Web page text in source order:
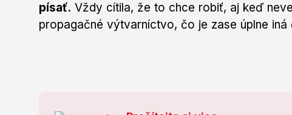
písať. Vždy cítila, že to chce robiť, aj keď
propagačné výtvarníctvo, čo je zase úplne